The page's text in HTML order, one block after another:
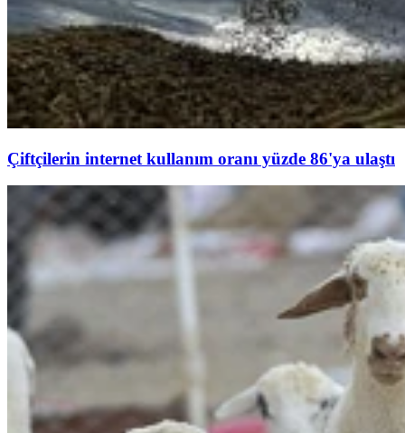
Çiftçilerin internet kullanım oranı yüzde 86'ya ulaştı